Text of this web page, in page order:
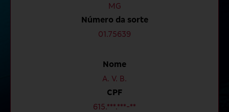
MG
Número da sorte
01.75639
Nome
A. V. B.
CPF
615.***.***-**